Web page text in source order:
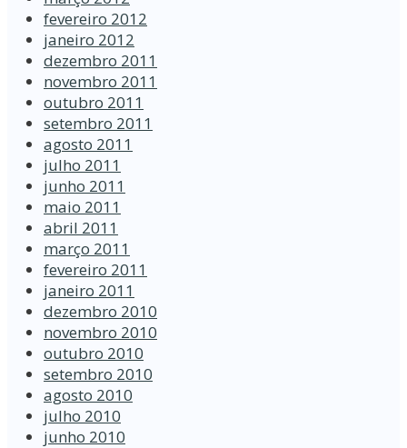
fevereiro 2012
janeiro 2012
dezembro 2011
novembro 2011
outubro 2011
setembro 2011
agosto 2011
julho 2011
junho 2011
maio 2011
abril 2011
março 2011
fevereiro 2011
janeiro 2011
dezembro 2010
novembro 2010
outubro 2010
setembro 2010
agosto 2010
julho 2010
junho 2010